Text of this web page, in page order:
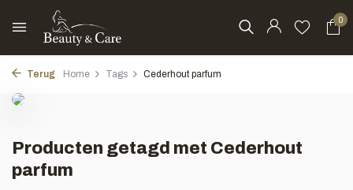
0
Terug Home Tags Cederhout parfum
Producten getagd met Cederhout
parfum